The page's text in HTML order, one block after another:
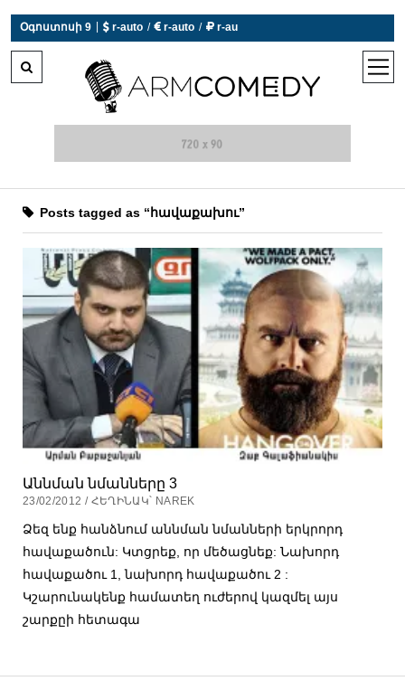
Օգոստոսի 9  r-auto /  r-auto /  r-au
open
Posts tagged as “հավաքախու”
Աննման նմանները 3
23/02/2012 / ՀԵՂԻՆԱԿ՝ NAREK
Ձեզ ենք հանձնում աննման նմանների երկրորդ
հավաքածուն: Կտցրեք, որ մեծացնեք: Նախորդ
հավաքածու 1, նախորդ հավաքածու 2 :
Կշարունակենք համատեղ ուժերով կազմել այս
շարքըի հետագա